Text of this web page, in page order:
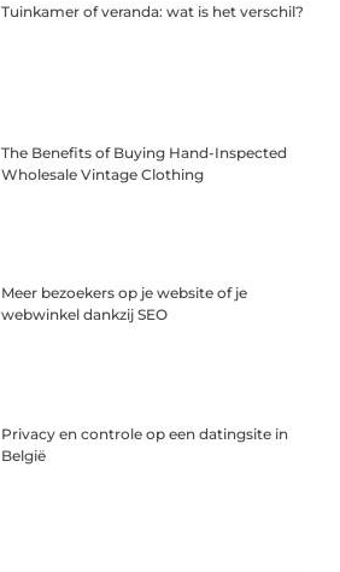
Tuinkamer of veranda: wat is het verschil?
The Benefits of Buying Hand-Inspected
Wholesale Vintage Clothing
Meer bezoekers op je website of je
webwinkel dankzij SEO
Privacy en controle op een datingsite in
België